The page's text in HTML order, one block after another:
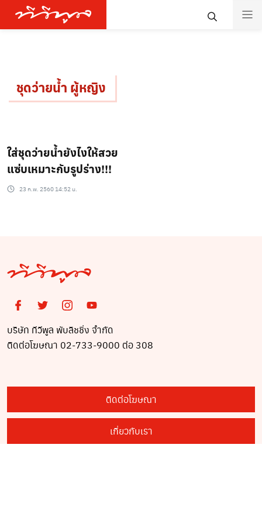
ชุดว่ายน้ำ ผู้หญิง
ใส่ชุดว่ายน้ำยังไงให้สวย
แซ่บเหมาะกับรูปร่าง!!!
23 ก.พ. 2560 14:52 น.
บริษัท ทีวีพูล พับลิชชิ่ง จำกัด
ติดต่อโฆษณา 02-733-9000 ต่อ 308
ติดต่อโฆษณา
เกี่ยวกับเรา